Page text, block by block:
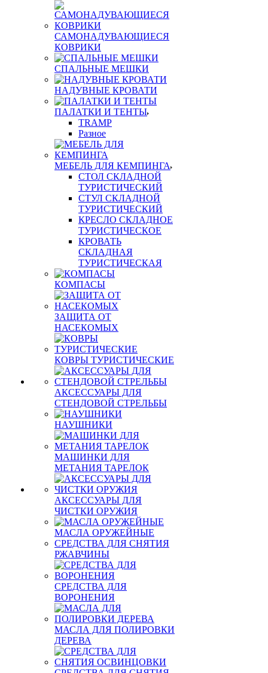
САМОНАДУВАЮЩИЕСЯ
КОВРИКИ
СПАЛЬНЫЕ МЕШКИ
НАДУВНЫЕ КРОВАТИ
ПАЛАТКИ И ТЕНТЫ
TRAMP
Разное
МЕБЕЛЬ ДЛЯ КЕМПИНГА
СТОЛ СКЛАДНОЙ
ТУРИСТИЧЕСКИЙ
СТУЛ СКЛАДНОЙ
ТУРИСТИЧЕСКИЙ
КРЕСЛО СКЛАДНОЕ
ТУРИСТИЧЕСКОЕ
КРОВАТЬ
СКЛАДНАЯ
ТУРИСТИЧЕСКАЯ
КОМПАСЫ
ЗАЩИТА ОТ
НАСЕКОМЫХ
КОВРЫ ТУРИСТИЧЕСКИЕ
АКСЕССУАРЫ ДЛЯ
СТЕНДОВОЙ СТРЕЛЬБЫ
НАУШНИКИ
МАШИНКИ ДЛЯ
МЕТАНИЯ ТАРЕЛОК
АКСЕССУАРЫ ДЛЯ
ЧИСТКИ ОРУЖИЯ
МАСЛА ОРУЖЕЙНЫЕ
СРЕДСТВА ДЛЯ СНЯТИЯ
РЖАВЧИНЫ
СРЕДСТВА ДЛЯ
ВОРОНЕНИЯ
МАСЛА ДЛЯ ПОЛИРОВКИ
ДЕРЕВА